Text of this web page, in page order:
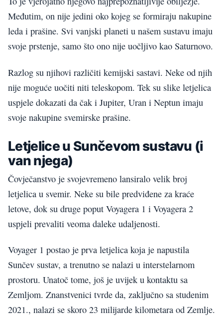
Međutim, on nije jedini oko kojeg se formiraju nakupine
leda i prašine. Svi vanjski planeti u našem sustavu imaju
svoje prstenje, samo što ono nije uočljivo kao Saturnovo.
Razlog su njihovi različiti kemijski sastavi. Neke od njih
nije moguće uočiti niti teleskopom. Tek su slike letjelica
uspjele dokazati da čak i Jupiter, Uran i Neptun imaju
svoje nakupine svemirske prašine.
Letjelice u Sunčevom sustavu (i
van njega)
Čovječanstvo je svojevremeno lansiralo velik broj
letjelica u svemir. Neke su bile predviđene za kraće
letove, dok su druge poput Voyagera 1 i Voyagera 2
uspjeli prevaliti veoma daleke udaljenosti.
Voyager 1 postao je prva letjelica koja je napustila
Sunčev sustav, a trenutno se nalazi u interstelarnom
prostoru. Unatoč tome, još je uvijek u kontaktu sa
Zemljom. Znanstvenici tvrde da, zaključno sa studenim
2021., nalazi se skoro 23 milijarde kilometara od Zemlje.